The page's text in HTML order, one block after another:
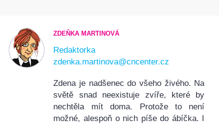
ZDEŇKA MARTINOVÁ
Redaktorka
zdenka.martinova@cncenter.cz
Zdena je nadšenec do všeho živého. Na
světě snad neexistuje zvíře, které by
nechtěla mít doma. Protože to není
možné, alespoň o nich píše do ábíčka. I